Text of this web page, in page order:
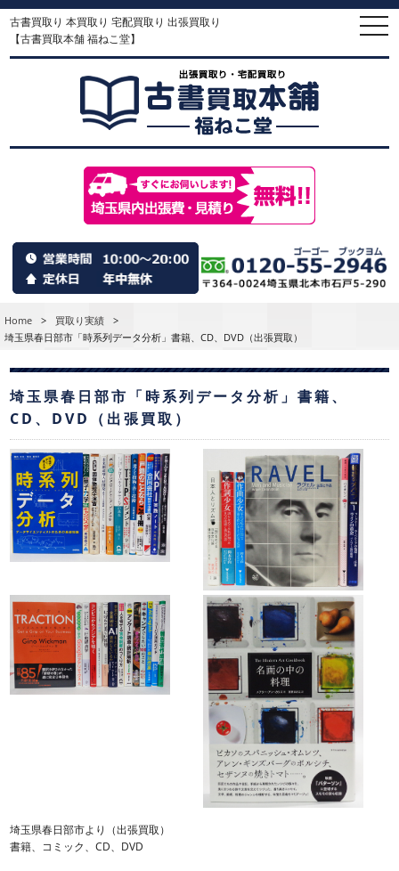
古書買取り 本買取り 宅配買取り 出張買取り
【古書買取本舗 福ねこ堂】
Home > 買取り実績
>
埼玉県春日部市「時系列データ分析」書籍、CD、DVD（出張買取）
埼玉県春日部市「時系列データ分析」書籍、
CD、DVD（出張買取）
埼玉県春日部市より（出張買取）
書籍、コミック、CD、DVD